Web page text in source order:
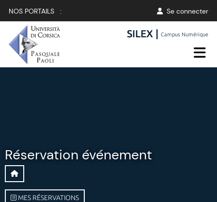
NOS PORTAILS : Se connecter
SILEX |Campus Numérique
Réservation événement
MES RÉSERVATIONS